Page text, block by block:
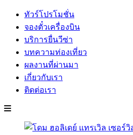
ทัวร์โปรโมชั่น
จองตั๋วเครื่องบิน
บริการยื่นวีซ่า
บทความท่องเที่ยว
ผลงานที่ผ่านมา
เกี่ยวกับเรา
ติดต่อเรา